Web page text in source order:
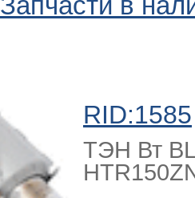
RID:1585
ТЭН Вт